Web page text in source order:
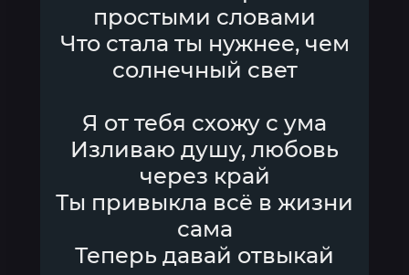
простыми словами
Что стала ты нужнее, чем
солнечный свет
Я от тебя схожу с ума
Изливаю душу, любовь
через край
Ты привыкла всё в жизни
сама
Теперь давай отвыкай